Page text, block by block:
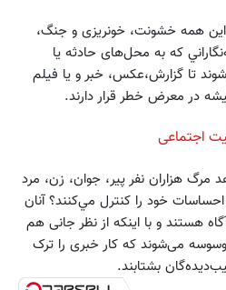
این همه خشونت، خونریزی و جنگ،
كه به محل‌های حادثه يا
تا گزارش،عکس، خبر و يا فيلم
در معرض خطر قرار دارند.
اجتماعی
مرگ هزاران نفر پیر، جوان، زن، مرد
خود را كنترل مي‌كنند؟ آنان
هستند و با اينكه از نظر جانی هم
می‌شوند که کار خبری را ترک
بشتابند.